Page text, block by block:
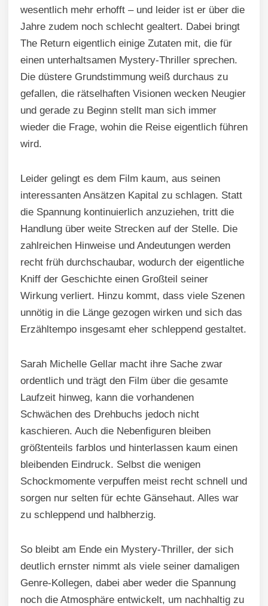
wesentlich mehr erhofft – und leider ist er über die
Jahre zudem noch schlecht gealtert. Dabei bringt
The Return eigentlich einige Zutaten mit, die für
einen unterhaltsamen Mystery-Thriller sprechen.
Die düstere Grundstimmung weiß durchaus zu
gefallen, die rätselhaften Visionen wecken Neugier
und gerade zu Beginn stellt man sich immer
wieder die Frage, wohin die Reise eigentlich führen
wird.
Leider gelingt es dem Film kaum, aus seinen
interessanten Ansätzen Kapital zu schlagen. Statt
die Spannung kontinuierlich anzuziehen, tritt die
Handlung über weite Strecken auf der Stelle. Die
zahlreichen Hinweise und Andeutungen werden
recht früh durchschaubar, wodurch der eigentliche
Kniff der Geschichte einen Großteil seiner
Wirkung verliert. Hinzu kommt, dass viele Szenen
unnötig in die Länge gezogen wirken und sich das
Erzähltempo insgesamt eher schleppend gestaltet.
Sarah Michelle Gellar macht ihre Sache zwar
ordentlich und trägt den Film über die gesamte
Laufzeit hinweg, kann die vorhandenen
Schwächen des Drehbuchs jedoch nicht
kaschieren. Auch die Nebenfiguren bleiben
größtenteils farblos und hinterlassen kaum einen
bleibenden Eindruck. Selbst die wenigen
Schockmomente verpuffen meist recht schnell und
sorgen nur selten für echte Gänsehaut. Alles war
zu schleppend und halbherzig.
So bleibt am Ende ein Mystery-Thriller, der sich
deutlich ernster nimmt als viele seiner damaligen
Genre-Kollegen, dabei aber weder die Spannung
noch die Atmosphäre entwickelt, um nachhaltig zu